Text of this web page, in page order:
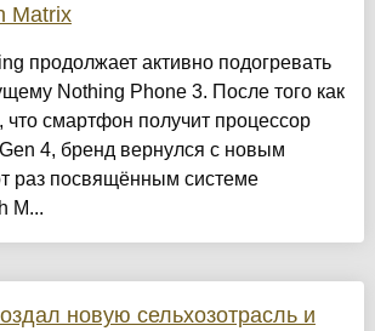
Matrix
продолжает активно подогревать
Nothing Phone 3. После того как
что смартфон получит процессор
4, бренд вернулся с новым
раз посвящённым системе
M...
новую сельхозотрасль и